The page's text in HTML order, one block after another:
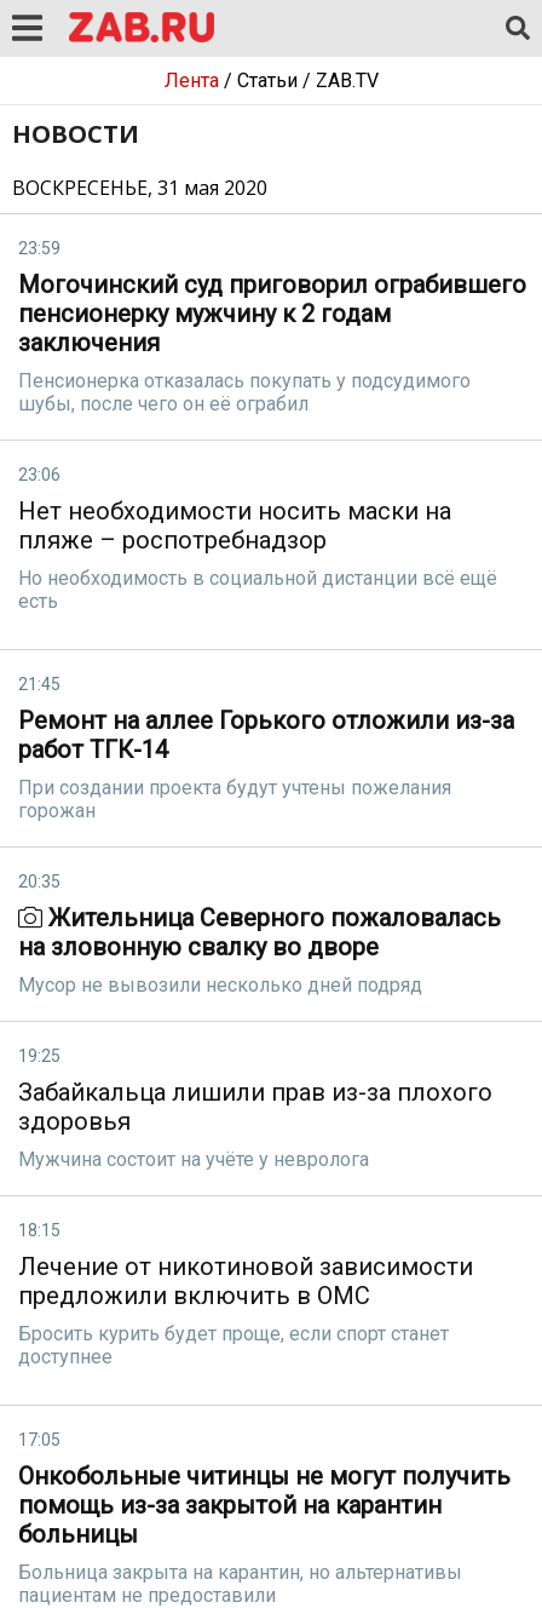
Лента/ Статьи/ ZAB.TV
НОВОСТИ
ВОСКРЕСЕНЬЕ, 31 мая 2020
23:59
Могочинский суд приговорил ограбившего
пенсионерку мужчину к 2 годам
заключения
Пенсионерка отказалась покупать у подсудимого
шубы, после чего он её ограбил
23:06
Нет необходимости носить маски на
пляже – роспотребнадзор
Но необходимость в социальной дистанции всё ещё
есть
21:45
Ремонт на аллее Горького отложили из-за
работ ТГК-14
При создании проекта будут учтены пожелания
горожан
20:35
Жительница Северного пожаловалась
на зловонную свалку во дворе
Мусор не вывозили несколько дней подряд
19:25
Забайкальца лишили прав из-за плохого
здоровья
Мужчина состоит на учёте у невролога
18:15
Лечение от никотиновой зависимости
предложили включить в ОМС
Бросить курить будет проще, если спорт станет
доступнее
17:05
Онкобольные читинцы не могут получить
помощь из-за закрытой на карантин
больницы
Больница закрыта на карантин, но альтернативы
пациентам не предоставили